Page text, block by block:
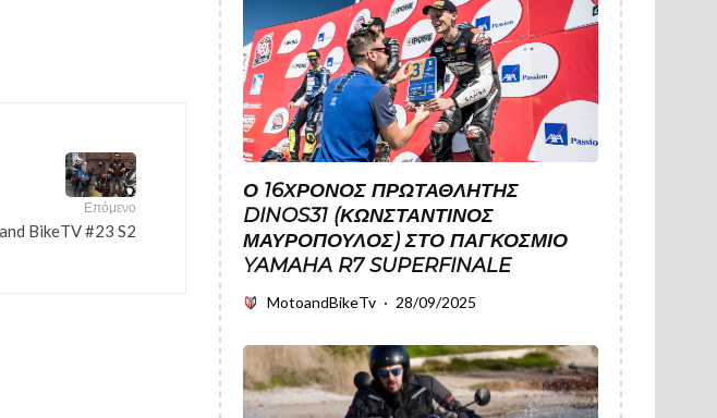
Επόμενο
BikeTV #23 S2
Ο 16ΧΡΟΝΟΣ ΠΡΩΤΑΘΛΗΤΉΣ
DINOS31 (ΚΩΝΣΤΑΝΤΊΝΟΣ
ΜΑΥΡΌΠΟΥΛΟΣ) ΣΤΟ ΠΑΓΚΌΣΜΙΟ
YAMAHA R7 SUPERFINALE
MotoandBikeTv · 28/09/2025